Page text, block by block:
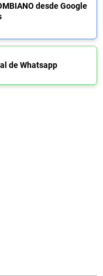
desde Google
de Whatsapp